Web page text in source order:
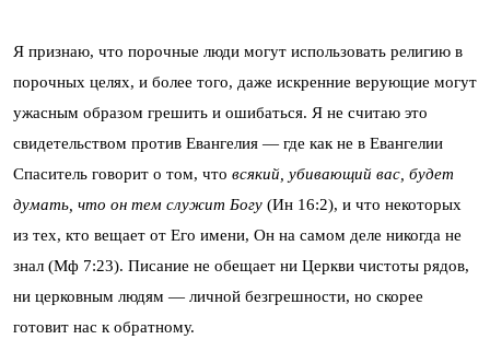
Я признаю, что порочные люди могут использовать религию в
порочных целях, и более того, даже искренние верующие могут
ужасным образом грешить и ошибаться. Я не считаю это
свидетельством против Евангелия — где как не в Евангелии
Спаситель говорит о том, что всякий, убивающий вас, будет
думать, что он тем служит Богу (Ин 16:2), и что некоторых
из тех, кто вещает от Его имени, Он на самом деле никогда не
знал (Мф 7:23). Писание не обещает ни Церкви чистоты рядов,
ни церковным людям — личной безгрешности, но скорее
готовит нас к обратному.